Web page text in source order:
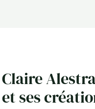
Claire
et ses